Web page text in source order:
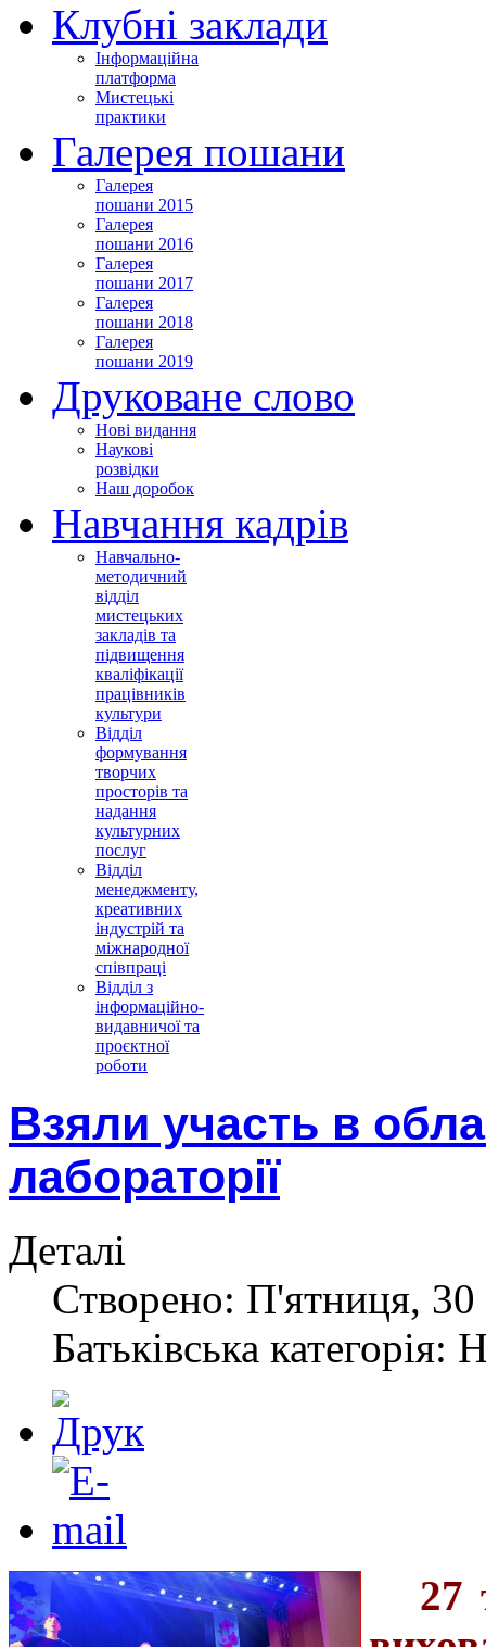
Клубні заклади
Інформаційна
платформа
Мистецькі
практики
Галерея пошани
Галерея
пошани 2015
Галерея
пошани 2016
Галерея
пошани 2017
Галерея
пошани 2018
Галерея
пошани 2019
Друковане слово
Нові видання
Наукові
розвідки
Наш доробок
Навчання кадрів
Навчально-
методичний
відділ
мистецьких
закладів та
підвищення
кваліфікації
працівників
культури
Відділ
формування
творчих
просторів та
надання
культурних
послуг
Відділ
менеджменту,
креативних
індустрій та
міжнародної
співпраці
Відділ з
інформаційно-
видавничої та
проєктної
роботи
Взяли участь в
лабораторії
Деталі
Створено: П'ятниця,
Батьківська категорія:
27